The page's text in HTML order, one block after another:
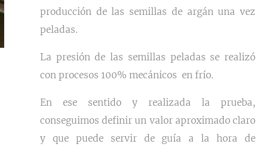
producción de las semillas de argán una vez
peladas.
La presión de las semillas peladas se realizó
con procesos 100% mecánicos en frío.
En ese sentido y realizada la prueba,
conseguimos definir un valor aproximado claro
y que puede servir de guía a la hora de